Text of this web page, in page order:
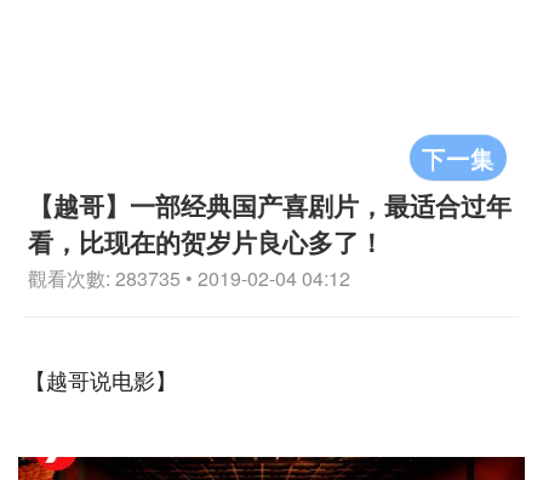
下一集
【越哥】一部经典国产喜剧片，最适合过年
看，比现在的贺岁片良心多了！
觀看次數: 283735 • 2019-02-04 04:12
【越哥说电影】